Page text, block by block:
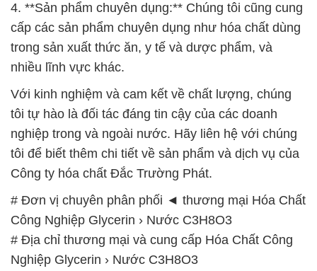
4. **Sản phẩm chuyên dụng:** Chúng tôi cũng cung
cấp các sản phẩm chuyên dụng như hóa chất dùng
trong sản xuất thức ăn, y tế và dược phẩm, và
nhiều lĩnh vực khác.
Với kinh nghiệm và cam kết về chất lượng, chúng
tôi tự hào là đối tác đáng tin cậy của các doanh
nghiệp trong và ngoài nước. Hãy liên hệ với chúng
tôi để biết thêm chi tiết về sản phẩm và dịch vụ của
Công ty hóa chất Đắc Trường Phát.
# Đơn vị chuyên phân phối ◄ thương mại Hóa Chất
Công Nghiệp Glycerin › Nước C3H8O3
# Địa chỉ thương mại và cung cấp Hóa Chất Công
Nghiệp Glycerin › Nước C3H8O3